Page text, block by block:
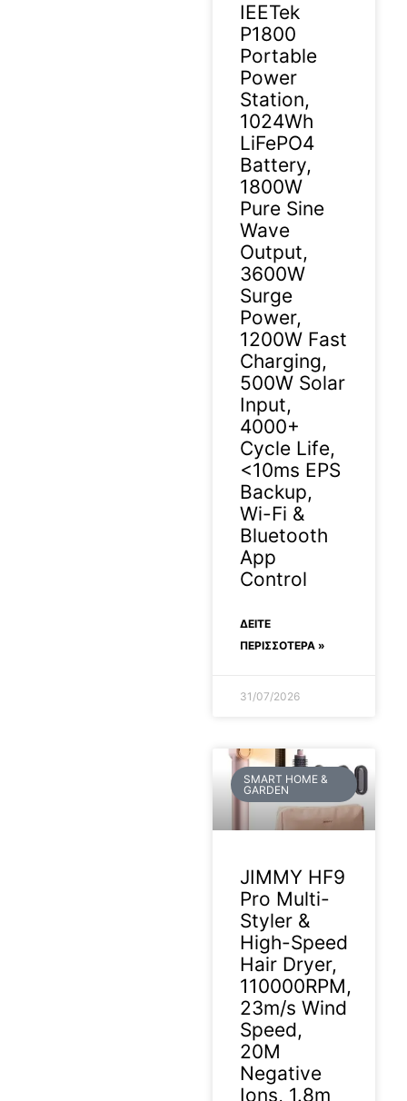
IEETek
P1800
Portable
Power
Station,
1024Wh
LiFePO4
Battery,
1800W
Pure Sine
Wave
Output,
3600W
Surge
Power,
1200W Fast
Charging,
500W Solar
Input,
4000+
Cycle Life,
<10ms EPS
Backup,
Wi-Fi &
Bluetooth
App
Control
ΔΕΊΤΕ
ΠΕΡΙΣΣΟΤΕΡΑ »
31/07/2026
SMART HOME &
GARDEN
JIMMY HF9
Pro Multi-
Styler &
High-Speed
Hair Dryer,
110000RPM,
23m/s Wind
Speed,
20M
Negative
Ions, 1.8m